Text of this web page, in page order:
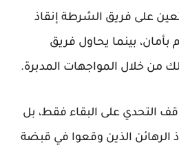
يتعين على فريق الشرطة إنقاذ
بينما يحاول فريق
من خلال المواجهات المدبرة.
التحدي على البقاء فقط، بل
الذين وقعوا في قبضة